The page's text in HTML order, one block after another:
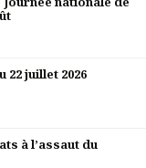
22 juillet 2026
à l’assaut du